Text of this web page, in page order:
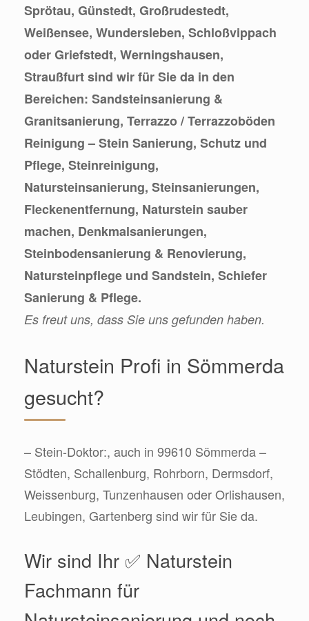
Sprötau, Günstedt, Großrudestedt,
Weißensee, Wundersleben, Schloßvippach
oder Griefstedt, Werningshausen,
Straußfurt sind wir für Sie da in den
Bereichen: Sandsteinsanierung &
Granitsanierung, Terrazzo / Terrazzoböden
Reinigung – Stein Sanierung, Schutz und
Pflege, Steinreinigung,
Natursteinsanierung, Steinsanierungen,
Fleckenentfernung, Naturstein sauber
machen, Denkmalsanierungen,
Steinbodensanierung & Renovierung,
Natursteinpflege und Sandstein, Schiefer
Sanierung & Pflege.
Es freut uns, dass Sie uns gefunden haben.
Naturstein Profi in Sömmerda
gesucht?
– Stein-Doktor:, auch in 99610 Sömmerda –
Stödten, Schallenburg, Rohrborn, Dermsdorf,
Weissenburg, Tunzenhausen oder Orlishausen,
Leubingen, Gartenberg sind wir für Sie da.
Wir sind Ihr ✅ Naturstein
Fachmann für